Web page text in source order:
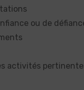
ou de
activités